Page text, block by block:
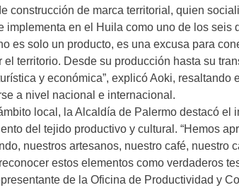
construcción de marca territorial, quien
implementa en el Huila como uno de los seis
es solo un producto, es una excusa para
el territorio. Desde su producción hasta su
y económica”, explicó Aoki, resaltando
a nivel nacional e internacional.
local, la Alcaldía de Palermo destacó el
del tejido productivo y cultural. “Hemos
nuestros artesanos, nuestro café, nuestro
estos elementos como verdaderos
de la Oficina de Productividad y